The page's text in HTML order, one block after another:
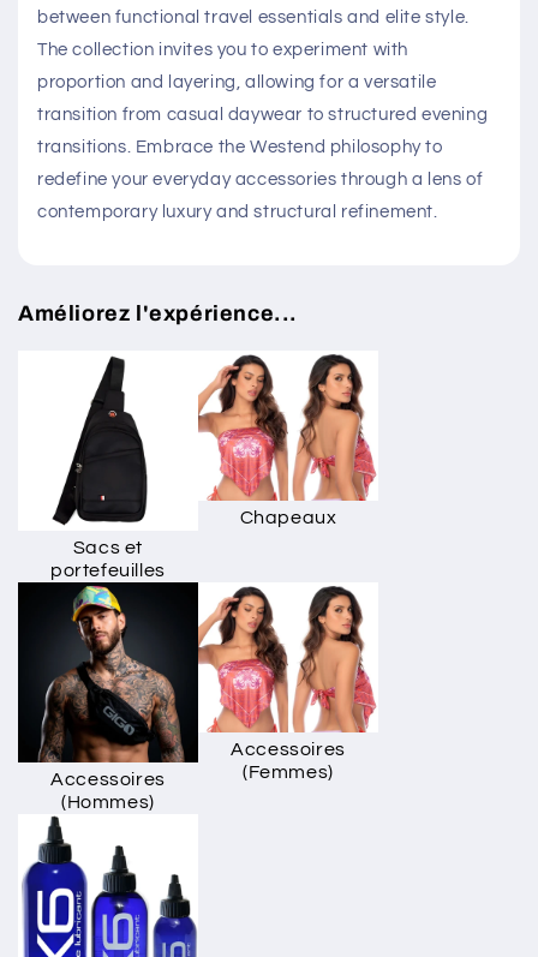
between functional travel essentials and elite style.
The collection invites you to experiment with
proportion and layering, allowing for a versatile
transition from casual daywear to structured evening
transitions. Embrace the Westend philosophy to
redefine your everyday accessories through a lens of
contemporary luxury and structural refinement.
Améliorez l'expérience...
Sacs et
portefeuilles
Chapeaux
Accessoires
(Hommes)
Accessoires
(Femmes)